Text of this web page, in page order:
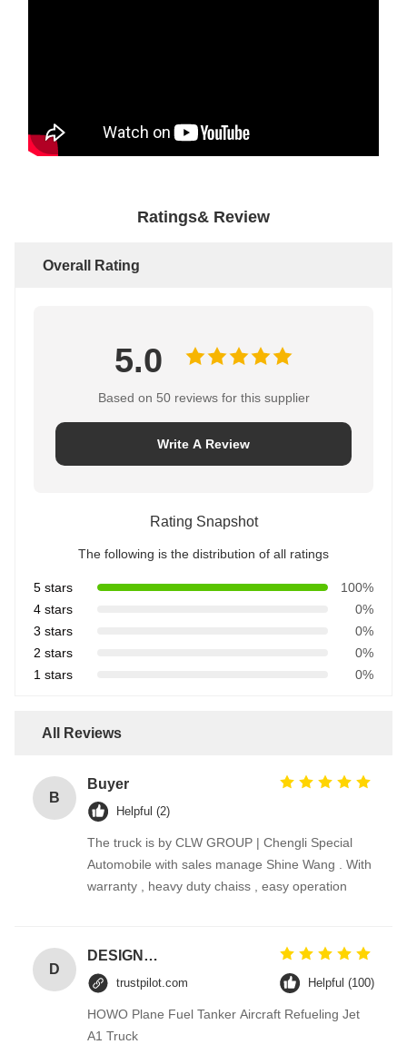
Ratings& Review
Overall Rating
5.0
Based on 50 reviews for this supplier
Write A Review
Rating Snapshot
The following is the distribution of all ratings
5 stars
100%
4 stars
0%
3 stars
0%
2 stars
0%
1 stars
0%
All Reviews
B
Buyer
Helpful (2)
The truck is by CLW GROUP | Chengli Special
Automobile with sales manage Shine Wang . With
warranty , heavy duty chaiss , easy operation
D
DESIGNER CODE
trustpilot.com Helpful (100)
HOWO Plane Fuel Tanker Aircraft Refueling Jet
A1 Truck